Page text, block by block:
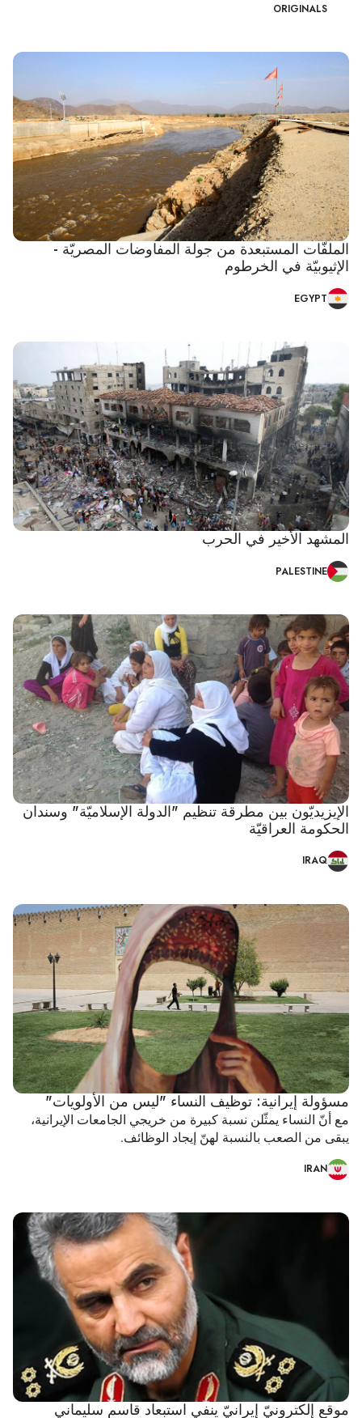
ORIGINALS
الملفّات المستبعدة من جولة المفاوضات المصريّة -
الإثيوبيّة في الخرطوم
EGYPT
المشهد الأخير في الحرب
PALESTINE
الإيزيديّون بين مطرقة تنظيم "الدولة الإسلاميّة" وسندان
الحكومة العراقيّة
IRAQ
مسؤولة إيرانية: توظيف النساء "ليس من الأولويات"
مع أنّ النساء يمثّلن نسبة كبيرة من خريجي الجامعات الإيرانية،
يبقى من الصعب بالنسبة لهنّ إيجاد الوظائف.
IRAN
موقع إلكترونيّ إيرانيّ ينفي استبعاد قاسم سليماني